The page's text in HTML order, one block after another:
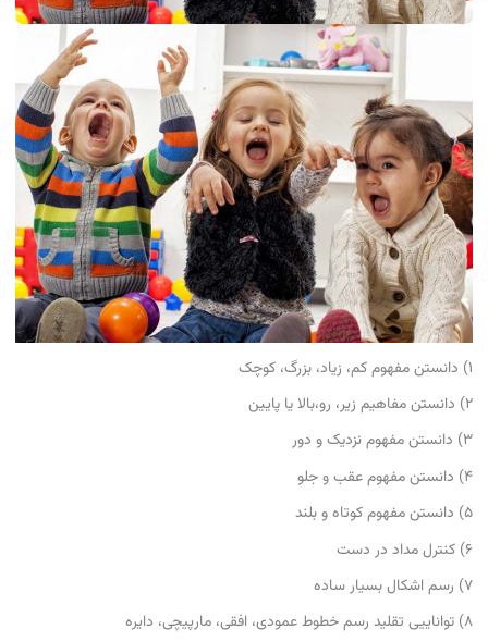
۱) دانستن مفهوم کم، زیاد، بزرگ، کوچک
۲) دانستن مفاهیم زیر، رو،بالا یا پایین
۳) دانستن مفهوم نزدیک و دور
۴) دانستن مفهوم عقب و جلو
۵) دانستن مفهوم کوتاه و بلند
۶) کنترل مداد در دست
۷) رسم اشکال بسیار ساده
۸) تواناییی تقلید رسم خطوط عمودی، افقی، مارپیچی، دایره